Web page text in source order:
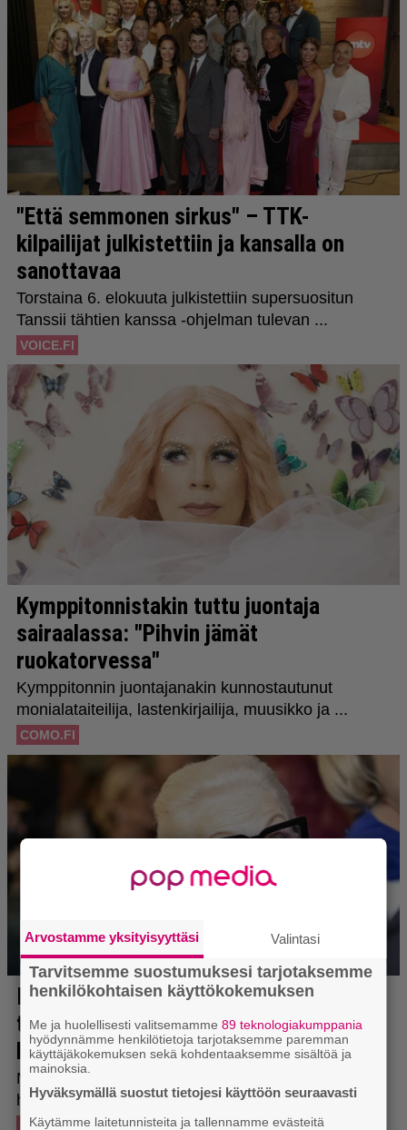
Arvostamme yksityisyyttäsi Valintasi
Tarvitsemme suostumuksesi tarjotaksemme
henkilökohtaisen käyttökokemuksen
Me ja huolellisesti valitsemamme89 teknologiakumppania
hyödynnämme henkilötietoja tarjotaksemme paremman
käyttäjäkokemuksen sekä kohdentaaksemme sisältöä ja
mainoksia.
Hyväksymällä suostut tietojesi käyttöön seuraavasti
Käytämme laitetunnisteita ja tallennamme evästeitä